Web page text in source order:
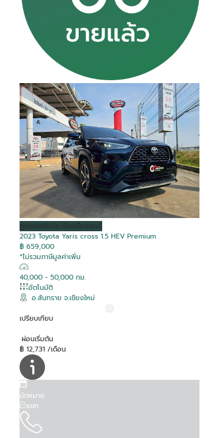
คุณภาพรับประกันเครื่องยนต์
2023 Toyota Yaris cross 1.5 HEV Premium
฿ 659,000
*ไม่รวมภาษีมูลค่าเพิ่ม
40,000 - 50,000 กม.
อัตโนมัติ
อ.สันทราย จ.เชียงใหม่
เปรียบเทียบ
ผ่อนเริ่มต้น
฿ 12,731 /เดือน
นัดหมาย
แชท